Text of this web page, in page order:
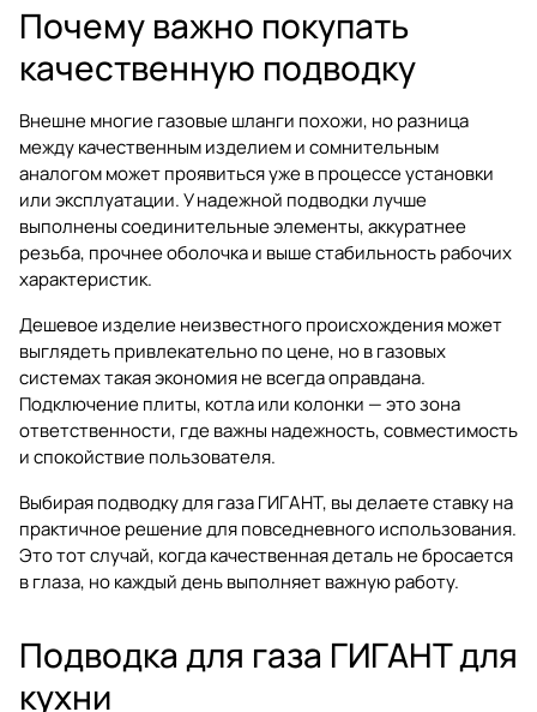
Почему важно покупать
качественную подводку
Внешне многие газовые шланги похожи, но разница
между качественным изделием и сомнительным
аналогом может проявиться уже в процессе установки
или эксплуатации. У надежной подводки лучше
выполнены соединительные элементы, аккуратнее
резьба, прочнее оболочка и выше стабильность рабочих
характеристик.
Дешевое изделие неизвестного происхождения может
выглядеть привлекательно по цене, но в газовых
системах такая экономия не всегда оправдана.
Подключение плиты, котла или колонки — это зона
ответственности, где важны надежность, совместимость
и спокойствие пользователя.
Выбираяподводку для газа ГИГАНТ, вы делаете ставку на
практичное решение для повседневного использования.
Это тот случай, когда качественная деталь не бросается
в глаза, но каждый день выполняет важную работу.
Подводка для газа ГИГАНТ для
кухни